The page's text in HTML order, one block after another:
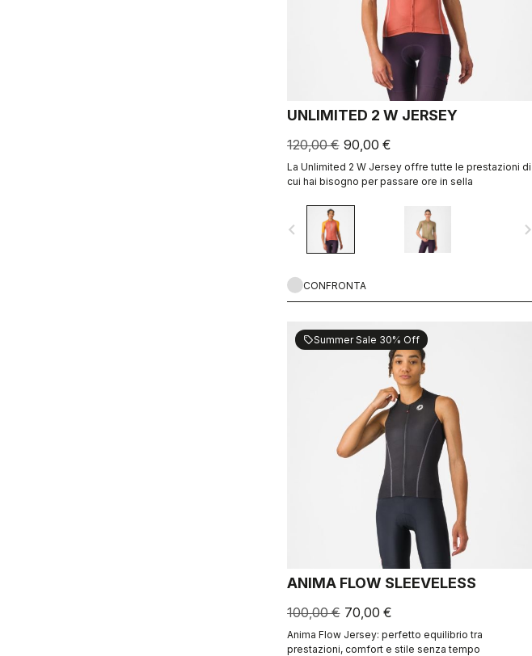
UNLIMITED 2 W JERSEY
120,00 € 90,00 €
La Unlimited 2 W Jersey offre tutte le prestazioni di
cui hai bisogno per passare ore in sella
navigate_before navigate_next
CONFRONTA
sellSummer Sale 30% Off
ANIMA FLOW SLEEVELESS
100,00 € 70,00 €
Anima Flow Jersey: perfetto equilibrio tra
prestazioni, comfort e stile senza tempo